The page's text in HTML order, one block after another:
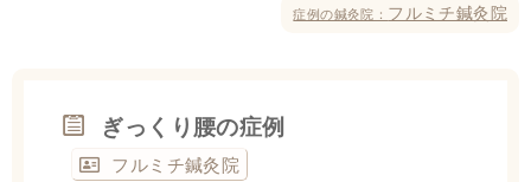
症例の鍼灸院： フルミチ鍼灸院
ぎっくり腰の症例
フルミチ鍼灸院